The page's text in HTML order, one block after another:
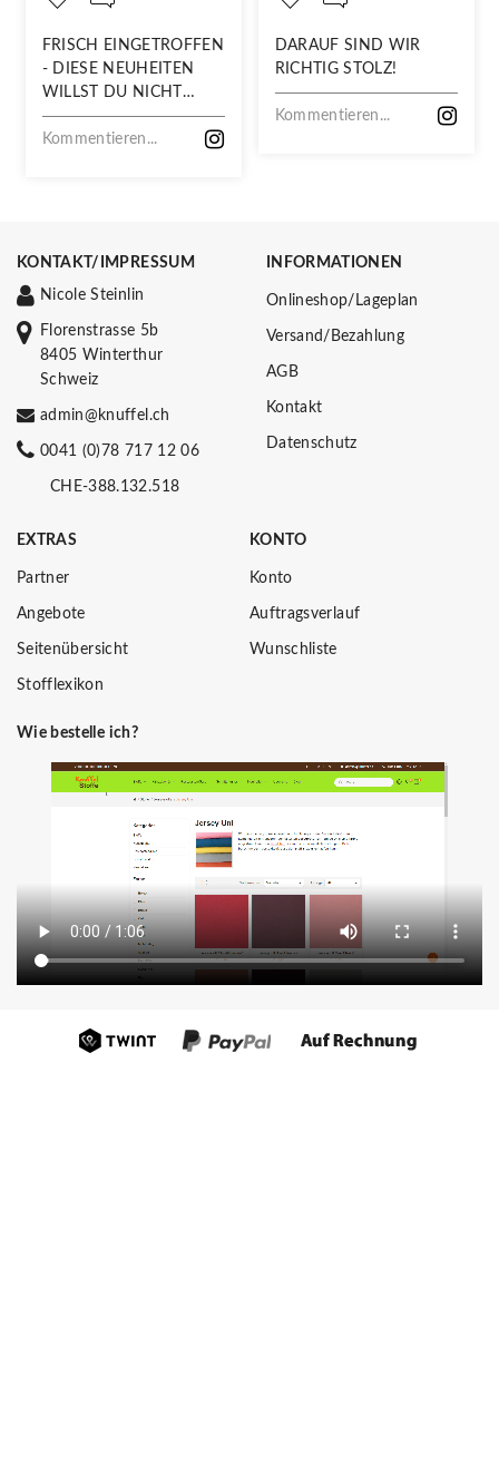
FRISCH EINGETROFFEN
- DIESE NEUHEITEN
WILLST DU NICHT
VERPASSEN!
Kommentieren...
DARAUF SIND WIR
RICHTIG STOLZ!
Kommentieren...
KONTAKT/IMPRESSUM
Nicole Steinlin
Florenstrasse 5b
8405 Winterthur
Schweiz
admin@knuffel.ch
0041 (0)78 717 12 06
CHE-388.132.518
INFORMATIONEN
Onlineshop/Lageplan
Versand/Bezahlung
AGB
Kontakt
Datenschutz
EXTRAS
Partner
Angebote
Seitenübersicht
Stofflexikon
KONTO
Konto
Auftragsverlauf
Wunschliste
Wie bestelle ich?